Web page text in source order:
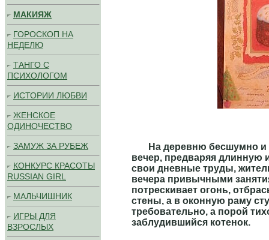
МАКИЯЖ
ГОРОСКОП НА
НЕДЕЛЮ
ТАНГО С
ПСИХОЛОГОМ
ИСТОРИИ ЛЮБВИ
ЖЕНСКОЕ
ОДИНОЧЕСТВО
ЗАМУЖ ЗА РУБЕЖ
КОНКУРС КРАСОТЫ
RUSSIAN GIRL
МАЛЬЧИШНИК
ИГРЫ ДЛЯ
ВЗРОСЛЫХ
На деревню бесшумно и
вечер, предваряя длинную
свои дневные труды,
вечера привычными
потрескивает огонь,
стены, а в оконную раму
требовательно, а порой
заблудившийся котенок.